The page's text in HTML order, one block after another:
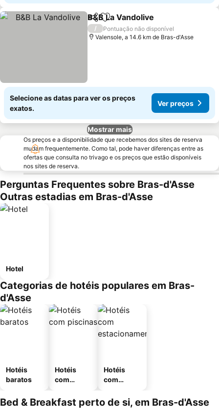
PartilharAdicionar aos favoritos
B&B La Vandolive
/
Pontuação não disponível
Valensole, a 14.6 km de Bras-d'Asse
Selecione as datas para ver os preços
exatos.
Ver preços
Mostrar mais
Os preços e a disponibilidade que recebemos dos sites de reserva
mudam frequentemente. Como tal, pode haver diferenças entre as
ofertas que consulta no trivago e os preços que estão disponíveis
nos sites de reserva.
Perguntas Frequentes sobre Bras-d'Asse
Outras estadias em Bras-d'Asse
Hotel
Categorias de hotéis populares em Bras-
d'Asse
Hotéis
baratos
Hotéis
com
Hotéis
com
mento
Bed & Breakfast perto de si, em Bras-d'Asse